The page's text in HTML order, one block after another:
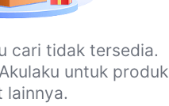
cari tidak tersedia.
untuk produk
lainnya.